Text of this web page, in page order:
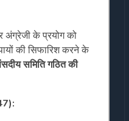
अंग्रेजी के प्रयोग को
की सिफारिश करने के
समिति गठित की